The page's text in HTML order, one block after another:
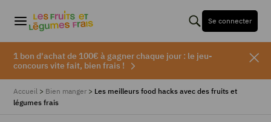
Se connecter
1 bon d'achat de 100€ à gagner chaque jour : le jeu-
concours vite fait, bien frais !
Accueil > Bien manger > Les meilleurs food hacks avec des fruits et
légumes frais